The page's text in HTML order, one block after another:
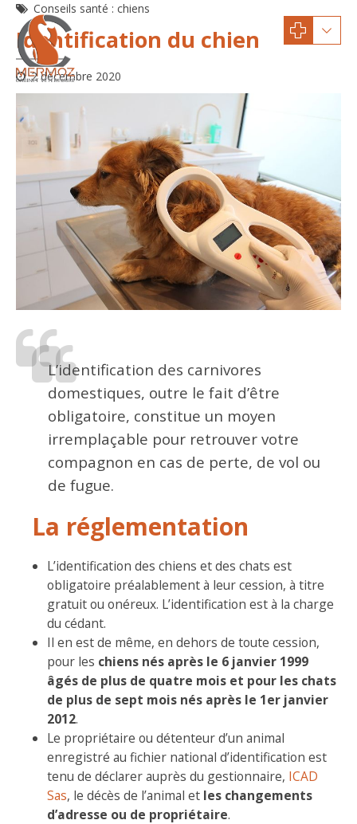
Conseils santé : chiens
Identification du chien
2 décembre 2020
L’identification des carnivores
domestiques, outre le fait d’être
obligatoire, constitue un moyen
irremplaçable pour retrouver votre
compagnon en cas de perte, de vol ou
de fugue.
La réglementation
L’identification des chiens et des chats est
obligatoire préalablement à leur cession, à titre
gratuit ou onéreux. L’identification est à la charge
du cédant.
Il en est de même, en dehors de toute cession,
pour les chiens nés après le 6 janvier 1999
âgés de plus de quatre mois et pour les chats
de plus de sept mois nés après le 1er janvier
2012.
Le propriétaire ou détenteur d’un animal
enregistré au fichier national d’identification est
tenu de déclarer auprès du gestionnaire, ICAD
Sas, le décès de l’animal et les changements
d’adresse ou de propriétaire.